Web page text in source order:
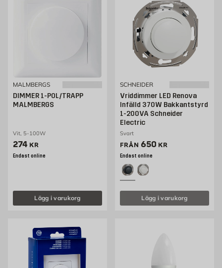
MALMBERGS
DIMMER 1-POL/TRAPP
MALMBERGS
Vit, 5-100W
Pris 274 kr
274 KR
Endast online
Lägg i varukorg
SCHNEIDER
Vriddimmer LED Renova
Infälld 370W Bakkantstyrd
1-200VA Schneider
Electric
Svart
FRÅN Pris 650 kr
650 KR
Endast online
Lägg i varukorg